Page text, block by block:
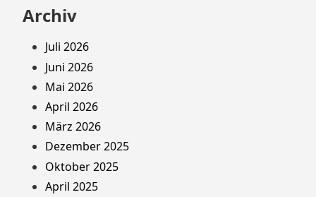
Archiv
Juli 2026
Juni 2026
Mai 2026
April 2026
März 2026
Dezember 2025
Oktober 2025
April 2025